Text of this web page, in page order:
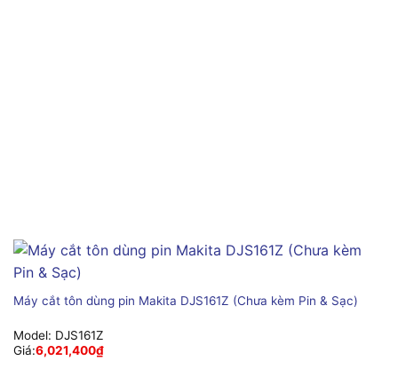
Máy cắt tôn dùng pin Makita DJS161Z (Chưa kèm Pin & Sạc)
Model: DJS161Z
Giá:6,021,400₫